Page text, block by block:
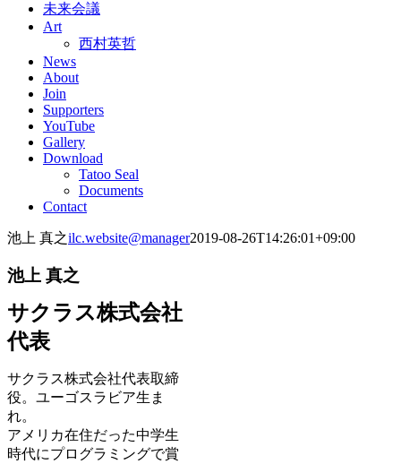
未来会議
Art
西村英哲
News
About
Join
Supporters
YouTube
Gallery
Download
Tatoo Seal
Documents
Contact
池上 真之ilc.website@manager2019-08-26T14:26:01+09:00
池上 真之
サクラス株式会社
代表
サクラス株式会社代表取締
役。ユーゴスラビア生ま
れ。
アメリカ在住だった中学生
時代にプログラミングで賞